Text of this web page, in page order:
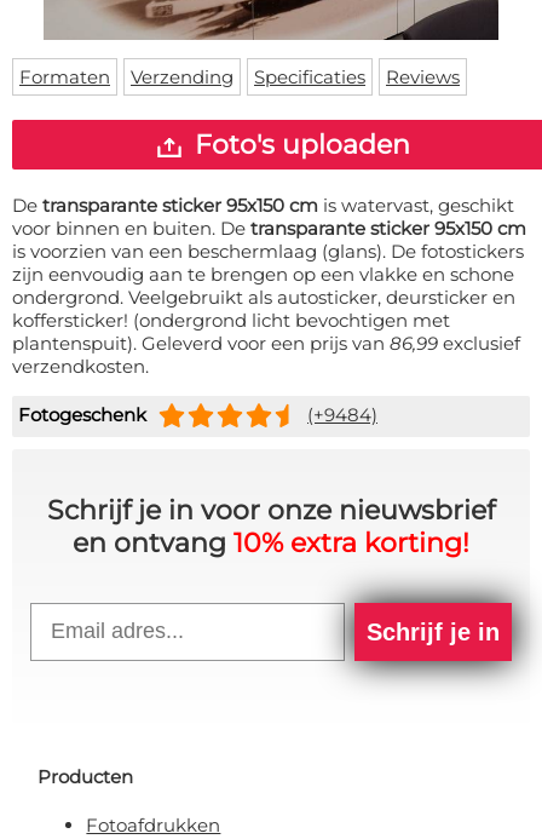
Vloermat
Skateboard deck
Levertijden
Inloggen
WhatsApp
Formaten Verzending Specificaties Reviews
Foto's uploaden
De transparante sticker 95x150 cm is watervast, geschikt
voor binnen en buiten. De transparante sticker 95x150 cm
is voorzien van een beschermlaag (glans). De fotostickers
zijn eenvoudig aan te brengen op een vlakke en schone
ondergrond. Veelgebruikt als autosticker, deursticker en
koffersticker! (ondergrond licht bevochtigen met
plantenspuit). Geleverd voor een prijs van 86,99 exclusief
verzendkosten.
Fotogeschenk (+9484)
Schrijf je in voor onze nieuwsbrief
en ontvang 10% extra korting!
Schrijf je in
Producten
Fotoafdrukken